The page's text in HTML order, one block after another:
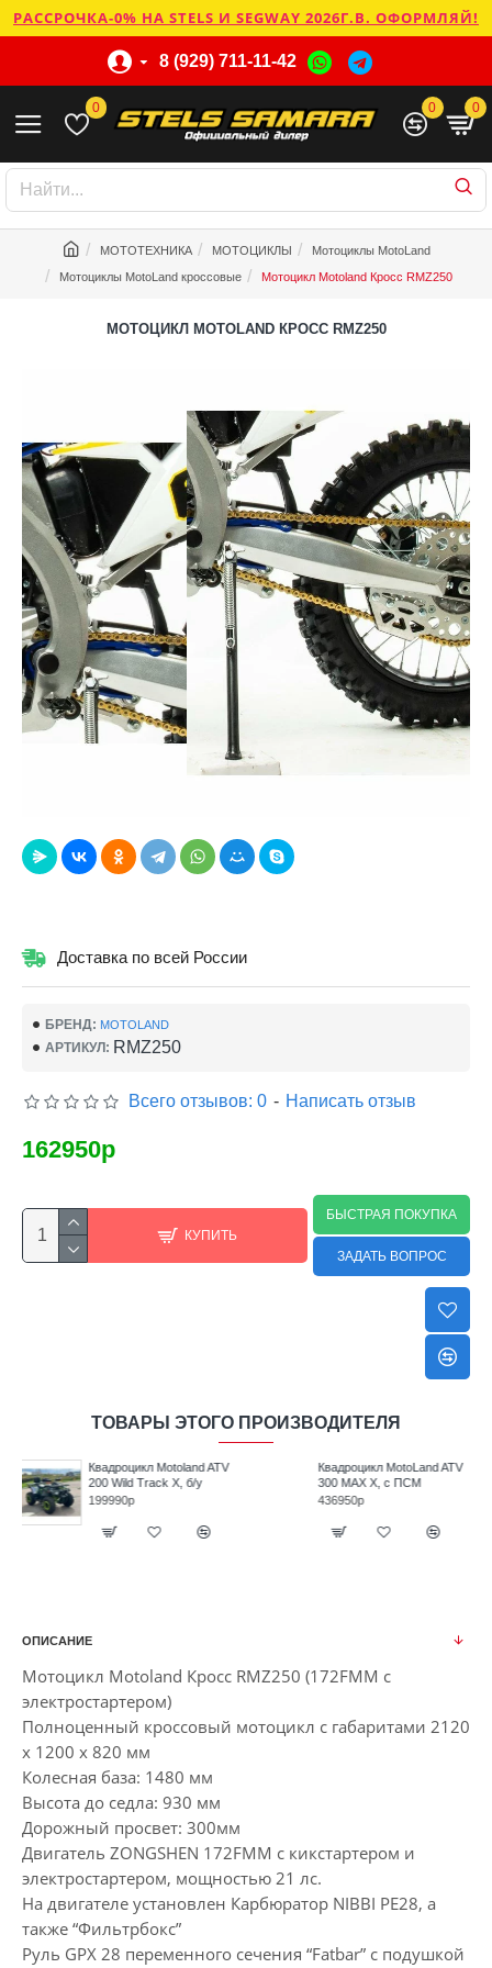
РАССРОЧКА-0% НА STELS И SEGWAY 2026Г.В. ОФОРМЛЯЙ!
8 (929) 711-11-42
0 0 0
МОТОТЕХНИКА МОТОЦИКЛЫ
Мотоциклы MotoLand
Мотоциклы MotoLand кроссовые
Мотоцикл Motoland Кросс RMZ250
МОТОЦИКЛ MOTOLAND КРОСС RMZ250
Доставка по всей России
БРЕНД: MOTOLAND
АРТИКУЛ: RMZ250
Всего отзывов: 0 - Написать отзыв
162950р
КУПИТЬ
БЫСТРАЯ ПОКУПКА
ЗАДАТЬ ВОПРОС
ТОВАРЫ ЭТОГО ПРОИЗВОДИТЕЛЯ
Квадроцикл MotoLand ATV
300 MAX X, с ПСМ
436950р
Квадроцикл MotoLand ATV
350 T-Fortuner с ЭПТС
475000р
ОПИСАНИЕ
Мотоцикл Motoland Кросс RMZ250 (172FMM с
электростартером)
Полноценный кроссовый мотоцикл с габаритами 2120
х 1200 х 820 мм
Колесная база: 1480 мм
Высота до седла: 930 мм
Дорожный просвет: 300мм
Двигатель ZONGSHEN 172FMM с кикстартером и
электростартером, мощностью 21 лс.
На двигателе установлен Карбюратор NIBBI PE28, а
также “Фильтрбокс”
Руль GPX 28 переменного сечения “Fatbar” с подушкой